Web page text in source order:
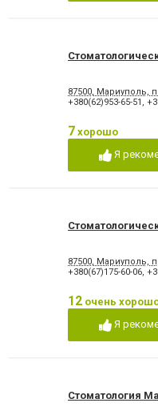
Удаление постоянного
Элайнеры
87500, Мариуполь,
+380(62)953-65-51 ,
7 хорошо
Я
87500, Мариуполь,
+380(67)175-60-06,
12 очень
Я
Стоматология